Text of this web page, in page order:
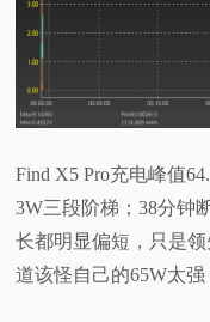
Find X5 Pro充电峰值
3W三段阶梯；38分钟
长都明显偏短，只是
道该怪自己的65W太强